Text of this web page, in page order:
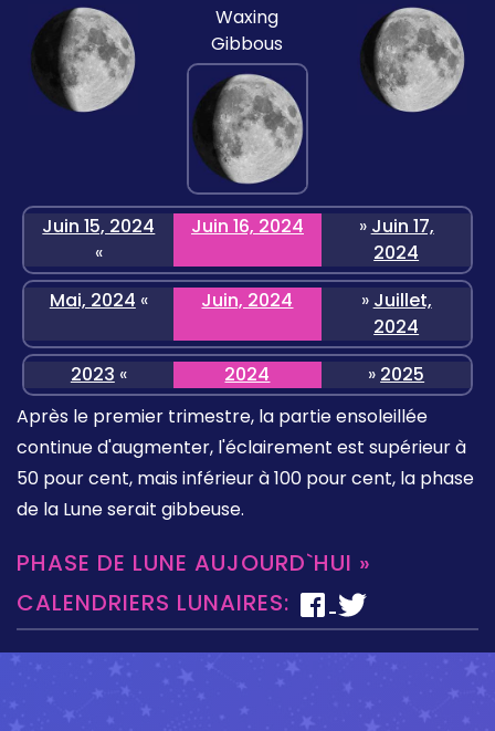
Waxing
Gibbous
Juin 15, 2024
«
Juin 16, 2024 » Juin 17,
2024
Mai, 2024 « Juin, 2024 » Juillet,
2024
2023 « 2024 » 2025
Après le premier trimestre, la partie ensoleillée
continue d'augmenter, l'éclairement est supérieur à
50 pour cent, mais inférieur à 100 pour cent, la phase
de la Lune serait gibbeuse.
PHASE DE LUNE AUJOURD`HUI »
CALENDRIERS LUNAIRES: